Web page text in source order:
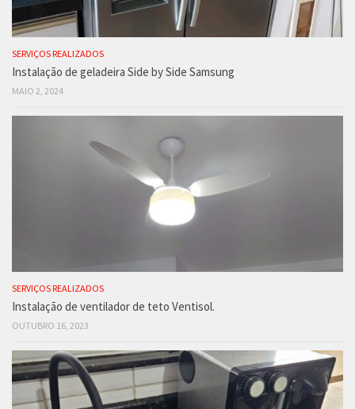
SERVIÇOS REALIZADOS
Instalação de geladeira Side by Side Samsung
MAIO 2, 2024
SERVIÇOS REALIZADOS
Instalação de ventilador de teto Ventisol.
OUTUBRO 16, 2023